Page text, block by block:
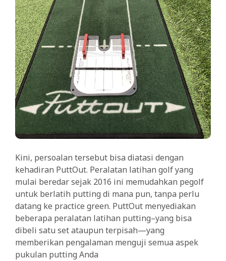
Kini, persoalan tersebut bisa diatasi dengan
kehadiran PuttOut. Peralatan latihan golf yang
mulai beredar sejak 2016 ini memudahkan pegolf
untuk berlatih putting di mana pun, tanpa perlu
datang ke practice green. PuttOut menyediakan
beberapa peralatan latihan putting–yang bisa
dibeli satu set ataupun terpisah—yang
memberikan pengalaman menguji semua aspek
pukulan putting Anda